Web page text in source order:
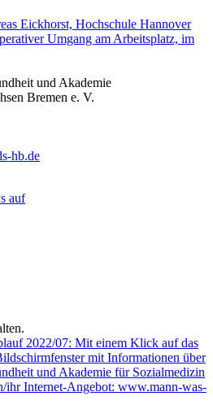
Eickhorst, Hochschule Hannover
Umgang am Arbeitsplatz, im
und Akademie
Bremen e. V.
hb.de
auf